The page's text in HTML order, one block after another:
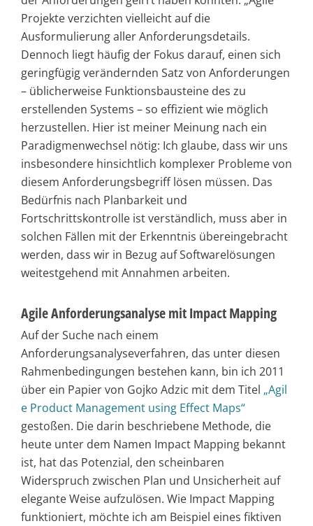
Projekte verzichten vielleicht auf die
Ausformulierung aller Anforderungsdetails.
Dennoch liegt häufig der Fokus darauf, einen sich
geringfügig verändernden Satz von Anforderungen
– üblicherweise Funktionsbausteine des zu
erstellenden Systems – so effizient wie möglich
herzustellen. Hier ist meiner Meinung nach ein
Paradigmenwechsel nötig: Ich glaube, dass wir uns
insbesondere hinsichtlich komplexer Probleme von
diesem Anforderungsbegriff lösen müssen. Das
Bedürfnis nach Planbarkeit und
Fortschrittskontrolle ist verständlich, muss aber in
solchen Fällen mit der Erkenntnis übereingebracht
werden, dass wir in Bezug auf Softwarelösungen
weitestgehend mit Annahmen arbeiten.
Agile Anforderungsanalyse mit Impact Mapping
Auf der Suche nach einem
Anforderungsanalyseverfahren, das unter diesen
Rahmenbedingungen bestehen kann, bin ich 2011
über ein Papier von Gojko Adzic mit dem Titel „Agil
e Product Management using Effect Maps“
gestoßen. Die darin beschriebene Methode, die
heute unter dem Namen Impact Mapping bekannt
ist, hat das Potenzial, den scheinbaren
Widerspruch zwischen Plan und Unsicherheit auf
elegante Weise aufzulösen. Wie Impact Mapping
funktioniert, möchte ich am Beispiel eines fiktiven